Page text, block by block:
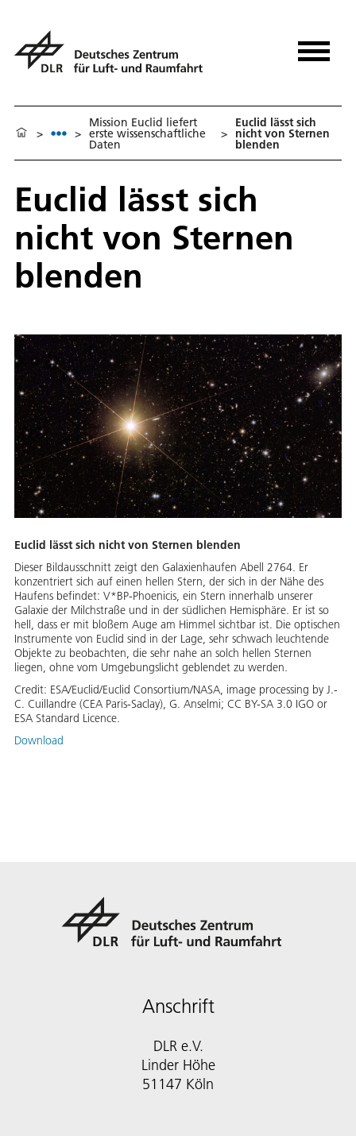
> >
Mission Euclid liefert
erste wissenschaftliche
Daten
>
Euclid lässt sich
nicht von Sternen
blenden
Euclid lässt sich
nicht von Sternen
blenden
Euclid lässt sich nicht von Sternen blenden
Dieser Bildausschnitt zeigt den Galaxienhaufen Abell 2764. Er
konzentriert sich auf einen hellen Stern, der sich in der Nähe des
Haufens befindet: V*BP-Phoenicis, ein Stern innerhalb unserer
Galaxie der Milchstraße und in der südlichen Hemisphäre. Er ist so
hell, dass er mit bloßem Auge am Himmel sichtbar ist. Die optischen
Instrumente von Euclid sind in der Lage, sehr schwach leuchtende
Objekte zu beobachten, die sehr nahe an solch hellen Sternen
liegen, ohne vom Umgebungslicht geblendet zu werden.
Credit: ESA/Euclid/Euclid Consortium/NASA, image processing by J.-
C. Cuillandre (CEA Paris-Saclay), G. Anselmi; CC BY-SA 3.0 IGO or
ESA Standard Licence.
Download
Anschrift
DLR e.V.
Linder Höhe
51147 Köln